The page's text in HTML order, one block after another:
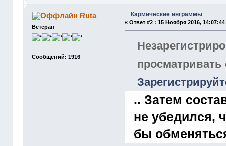
Ruta
Ветеран
Сообщений: 1916
Кармические инграммы
«Ответ #2 : 15 Ноября 2016, 14:07:44
.. Затем
не убедился,
бы